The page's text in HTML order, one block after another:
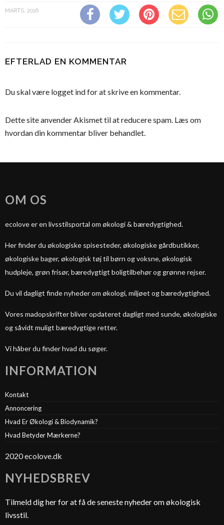
MARTS, 2016
EFTERLAD EN KOMMENTAR
Du skal være logget indfor at skrive en kommentar.
Dette site anvender Akismet til at reducere spam. Læs om
hvordan din kommentar bliver behandlet
OM OS
ecolove er en livsstilsportal om økologi & bæredygtighed.
Her finder du økologiske spisesteder, økologiske gårdbutikker,
økologiske bager, økologisk tøj til børn og voksne, økologisk
hudpleje, grøn frisør, bæredygtigt boligtilbehør og grønne rejser.
Du vil dagligt finde nyheder om økologi, miljøet og bæredygtighed.
Vores madopskrifter bliver opdateret dagligt med sunde, økologiske
og såvidt muligt bæredygtige retter.
Vi håber du finder hvad du søger.
INFORMATION
Kontakt
Annoncering
Hvad Er Økologi & Biodynamik?
Hvad Betyder Mærkerne?
2020 ecolove.dk
NYHEDSBREV
Tilmeld dig her for at få de seneste nyheder om økologisk
livsstil.